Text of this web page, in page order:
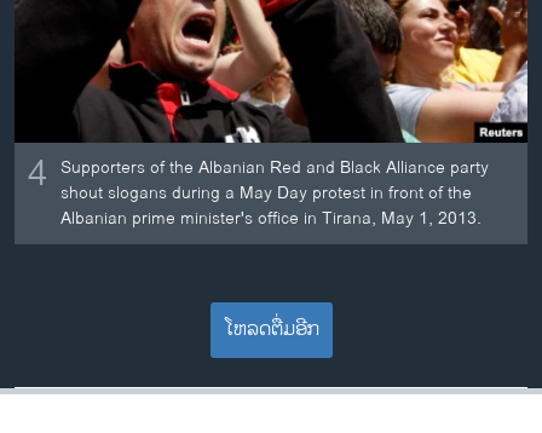
4 Supporters of the Albanian Red and Black Alliance party
shout slogans during a May Day protest in front of the
Albanian prime minister's office in Tirana, May 1, 2013.
ໂຫລດຕື່ມອີກ